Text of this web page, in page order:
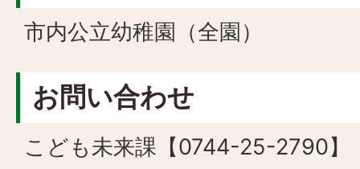
市内公立幼稚園（全園）
お問い合わせ
こども未来課【0744-25-2790】